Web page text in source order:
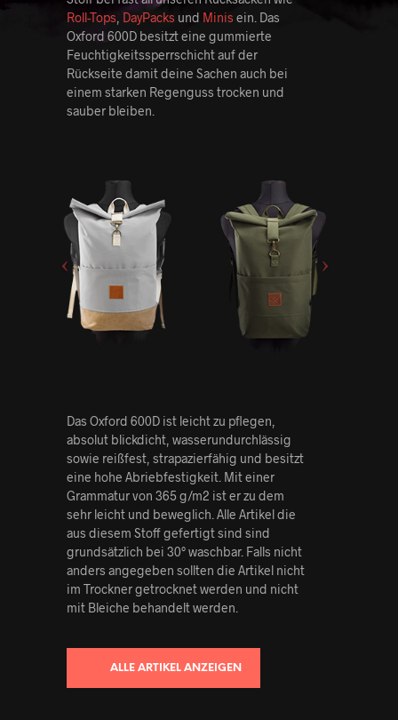
Roll-Tops DayPacksund Minis ein. Das
Oxford 600D besitzt eine gummierte
Feuchtigkeitssperrschicht auf der
Rückseite damit deine Sachen auch bei
einem starken Regenguss trocken und
sauber bleiben.
Das Oxford 600D ist leicht zu pflegen,
absolut blickdicht, wasserundurchlässig
sowie reißfest, strapazierfähig und besitzt
eine hohe Abriebfestigkeit. Mit einer
Grammatur von 365 g/m2 ist er zu dem
sehr leicht und beweglich. Alle Artikel die
aus diesem Stoff gefertigt sind sind
grundsätzlich bei 30° waschbar. Falls nicht
anders angegeben sollten die Artikel nicht
im Trockner getrocknet werden und nicht
mit Bleiche behandelt werden.
ALLE ARTIKEL ANZEIGEN